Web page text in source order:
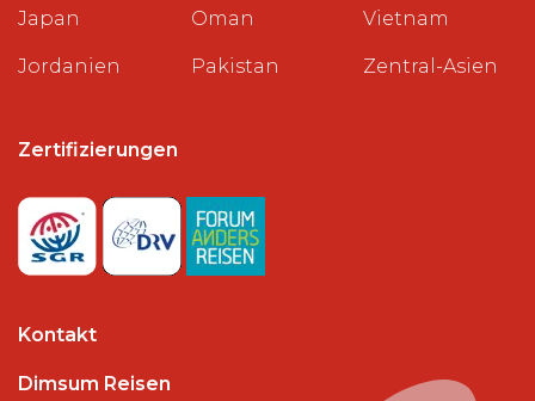
Japan
Jordanien
Oman
Pakistan
Vietnam
Zentral-Asien
Zertifizierungen
Kontakt
Dimsum Reisen